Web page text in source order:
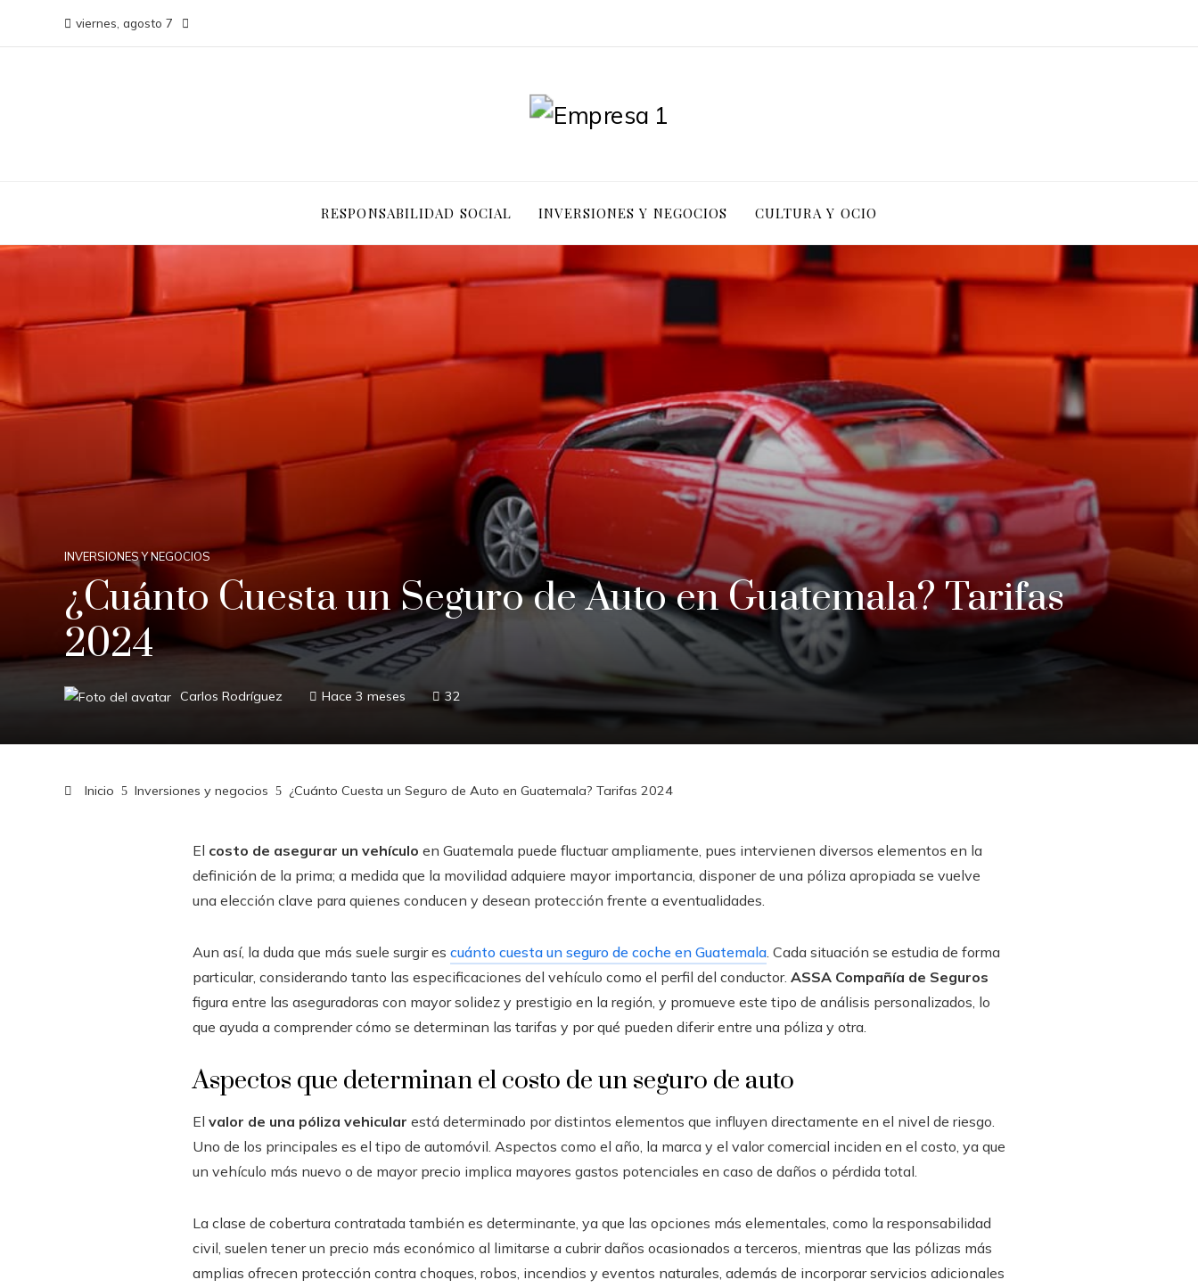
viernes, agosto 7
RESPONSABILIDAD SOCIAL INVERSIONES Y NEGOCIOS CULTURA Y OCIO
INVERSIONES Y NEGOCIOS
¿Cuánto Cuesta un Seguro de Auto en Guatemala? Tarifas
2024
Carlos Rodríguez Hace 3 meses 32
Inicio Inversiones y negocios ¿Cuánto Cuesta un Seguro de Auto en Guatemala? Tarifas 2024
El costo de asegurar un vehículo en Guatemala puede fluctuar ampliamente, pues intervienen diversos elementos en la
definición de la prima; a medida que la movilidad adquiere mayor importancia, disponer de una póliza apropiada se vuelve
una elección clave para quienes conducen y desean protección frente a eventualidades.
Aun así, la duda que más suele surgir es cuánto cuesta un seguro de coche en Guatemala. Cada situación se estudia de forma
particular, considerando tanto las especificaciones del vehículo como el perfil del conductor. ASSA Compañía de Seguros
figura entre las aseguradoras con mayor solidez y prestigio en la región, y promueve este tipo de análisis personalizados, lo
que ayuda a comprender cómo se determinan las tarifas y por qué pueden diferir entre una póliza y otra.
Aspectos que determinan el costo de un seguro de auto
El valor de una póliza vehicular está determinado por distintos elementos que influyen directamente en el nivel de riesgo.
Uno de los principales es el tipo de automóvil. Aspectos como el año, la marca y el valor comercial inciden en el costo, ya que
un vehículo más nuevo o de mayor precio implica mayores gastos potenciales en caso de daños o pérdida total.
La clase de cobertura contratada también es determinante, ya que las opciones más elementales, como la responsabilidad
civil, suelen tener un precio más económico al limitarse a cubrir daños ocasionados a terceros, mientras que las pólizas más
amplias ofrecen protección contra choques, robos, incendios y eventos naturales, además de incorporar servicios adicionales